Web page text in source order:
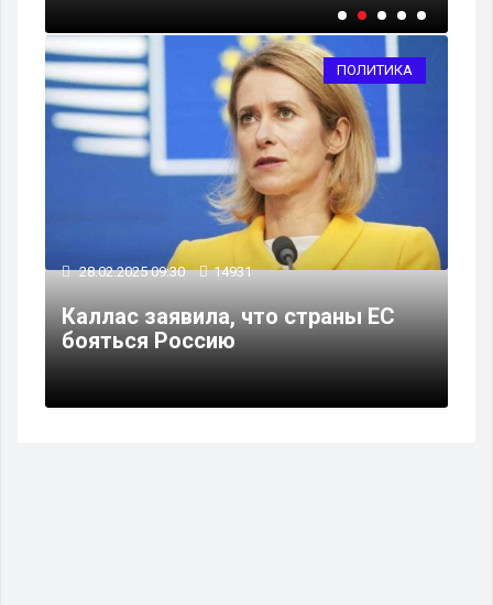
ПОЛИТИКА
28.02.2025 09:30 14931
Каллас заявила, что страны ЕС
бояться Россию